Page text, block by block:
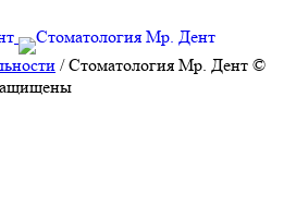
/ Стоматология Мр. Дент ©